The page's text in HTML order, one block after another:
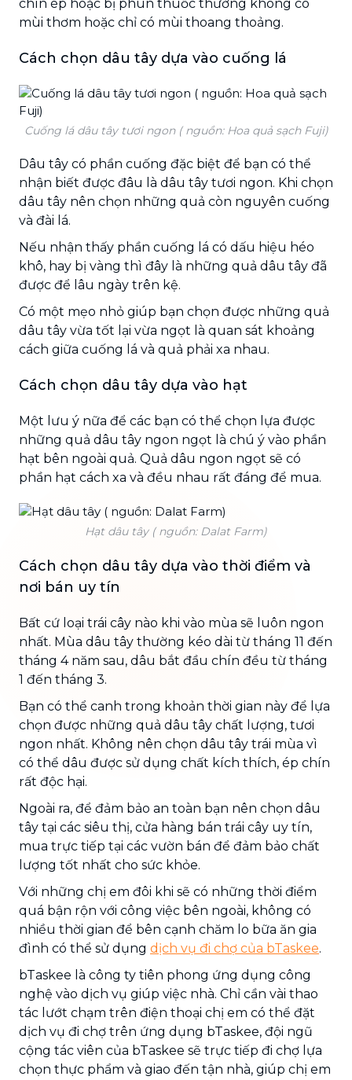
chín ép hoặc bị phun thuốc thường không có
mùi thơm hoặc chỉ có mùi thoang thoảng.
Cách chọn dâu tây dựa vào cuống lá
Cuống lá dâu tây tươi ngon ( nguồn: Hoa quả sạch Fuji)
Dâu tây có phần cuống đặc biệt để bạn có thể
nhận biết được đâu là dâu tây tươi ngon. Khi chọn
dâu tây nên chọn những quả còn nguyên cuống
và đài lá.
Nếu nhận thấy phần cuống lá có dấu hiệu héo
khô, hay bị vàng thì đây là những quả dâu tây đã
được để lâu ngày trên kệ.
Có một mẹo nhỏ giúp bạn chọn được những quả
dâu tây vừa tốt lại vừa ngọt là quan sát khoảng
cách giữa cuống lá và quả phải xa nhau.
Cách chọn dâu tây dựa vào hạt
Một lưu ý nữa để các bạn có thể chọn lựa được
những quả dâu tây ngon ngọt là chú ý vào phần
hạt bên ngoài quả. Quả dâu ngon ngọt sẽ có
phần hạt cách xa và đều nhau rất đáng để mua.
Hạt dâu tây ( nguồn: Dalat Farm)
Cách chọn dâu tây dựa vào thời điểm và
nơi bán uy tín
Bất cứ loại trái cây nào khi vào mùa sẽ luôn ngon
nhất. Mùa dâu tây thường kéo dài từ tháng 11 đến
tháng 4 năm sau, dâu bắt đầu chín đều từ tháng
1 đến tháng 3.
Bạn có thể canh trong khoản thời gian này để lựa
chọn được những quả dâu tây chất lượng, tươi
ngon nhất. Không nên chọn dâu tây trái mùa vì
có thể dâu được sử dụng chất kích thích, ép chín
rất độc hại.
Ngoài ra, để đảm bảo an toàn bạn nên chọn dâu
tây tại các siêu thị, cửa hàng bán trái cây uy tín,
mua trực tiếp tại các vườn bán để đảm bảo chất
lượng tốt nhất cho sức khỏe.
Với những chị em đôi khi sẽ có những thời điểm
quá bận rộn với công việc bên ngoài, không có
nhiều thời gian để bên cạnh chăm lo bữa ăn gia
đình có thể sử dụng dịch vụ đi chợ của bTaskee.
bTaskee là công ty tiên phong ứng dụng công
nghệ vào dịch vụ giúp việc nhà. Chỉ cần vài thao
tác lướt chạm trên điện thoại chị em có thể đặt
dịch vụ đi chợ trên ứng dụng bTaskee, đội ngũ
cộng tác viên của bTaskee sẽ trực tiếp đi chợ lựa
chọn thực phẩm và giao đến tận nhà, giúp chị em